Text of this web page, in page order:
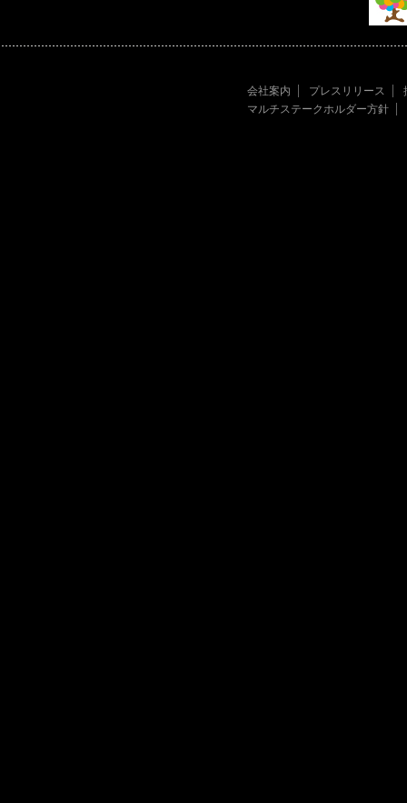
会社案内 プレスリリース
マルチステークホルダー方針